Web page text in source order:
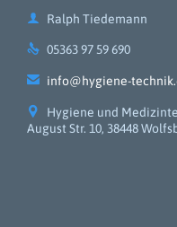
 Ralph Tiedemann
 05363 97 59 690
 info@hygiene-

Hygiene und
August Str. 10, 38448